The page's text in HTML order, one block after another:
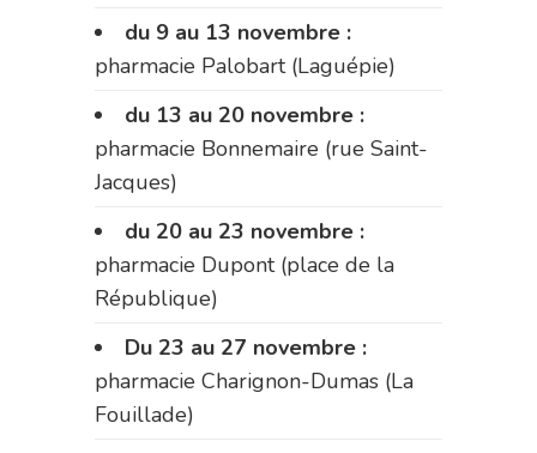
du 9 au 13 novembre :
pharmacie Palobart (Laguépie)
du 13 au 20 novembre :
pharmacie Bonnemaire (rue Saint-
Jacques)
du 20 au 23 novembre :
pharmacie Dupont (place de la
République)
Du 23 au 27 novembre :
pharmacie Charignon-Dumas (La
Fouillade)